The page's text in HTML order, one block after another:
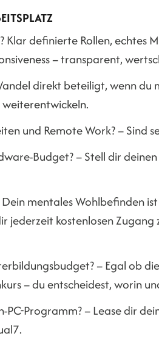
Klar definierte Rollen, echtes
– transparent,
direkt beteiligt, wenn du
und Remote Work? – Sind
Budget? – Stell dir
mentales Wohlbefinden
jederzeit kostenlosen
– Egal ob
– du entscheidest, worin
Programm? – Lease dir